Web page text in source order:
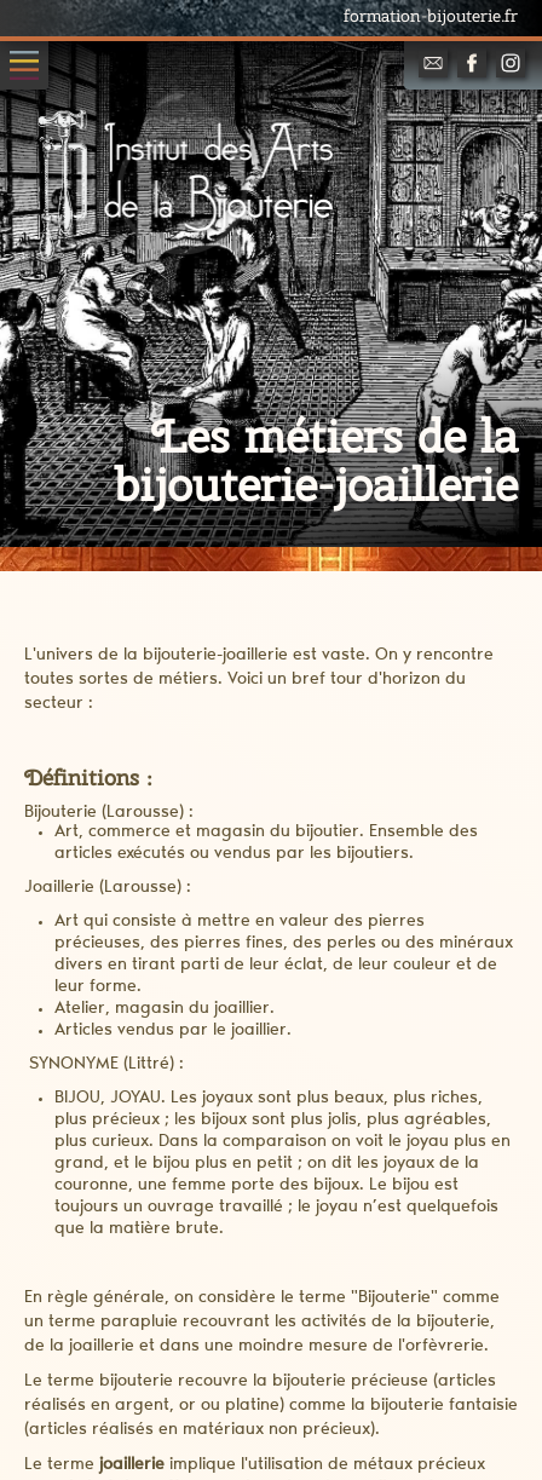
formation-bijouterie.fr
Les métiers de la
bijouterie-joaillerie
L'univers de la bijouterie-joaillerie est vaste. On y rencontre
toutes sortes de métiers. Voici un bref tour d'horizon du
secteur :
Définitions :
Bijouterie (Larousse) :
Art, commerce et magasin du bijoutier. Ensemble des
articles exécutés ou vendus par les bijoutiers.
Joaillerie (Larousse) :
Art qui consiste à mettre en valeur des pierres
précieuses, des pierres fines, des perles ou des minéraux
divers en tirant parti de leur éclat, de leur couleur et de
leur forme.
Atelier, magasin du joaillier.
Articles vendus par le joaillier.
SYNONYME (Littré) :
BIJOU, JOYAU. Les joyaux sont plus beaux, plus riches,
plus précieux ; les bijoux sont plus jolis, plus agréables,
plus curieux. Dans la comparaison on voit le joyau plus en
grand, et le bijou plus en petit ; on dit les joyaux de la
couronne, une femme porte des bijoux. Le bijou est
toujours un ouvrage travaillé ; le joyau n’est quelquefois
que la matière brute.
En règle générale, on considère le terme "Bijouterie" comme
un terme parapluie recouvrant les activités de la bijouterie,
de la joaillerie et dans une moindre mesure de l'orfèvrerie.
Le terme bijouterie recouvre la bijouterie précieuse (articles
réalisés en argent, or ou platine) comme la bijouterie fantaisie
(articles réalisés en matériaux non précieux).
Le terme joaillerie implique l'utilisation de métaux précieux